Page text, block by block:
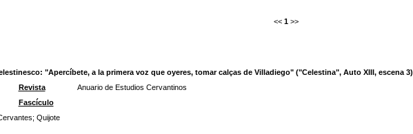
<< 1 >>
"Apercíbete, a la primera voz que oyeres, tomar calças de Villadiego" ("Celestina", Auto XIII, escena 3)
Revista Anuario de Estudios Cervantinos
Fascículo
; Quijote